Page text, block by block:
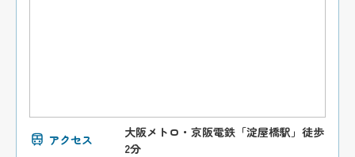
アクセス
大阪メトロ・京阪電鉄「淀屋橋駅」徒歩
2分